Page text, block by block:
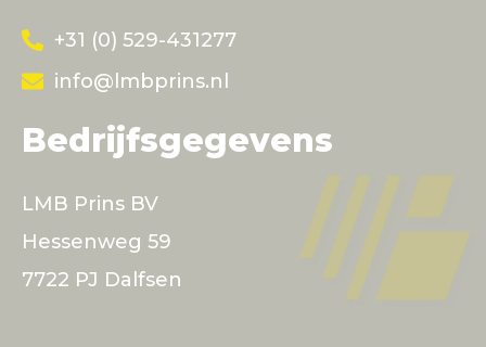
+31 (0) 529-431277
info@lmbprins.nl
Bedrijfsgegevens
LMB Prins BV
Hessenweg 59
7722 PJ Dalfsen